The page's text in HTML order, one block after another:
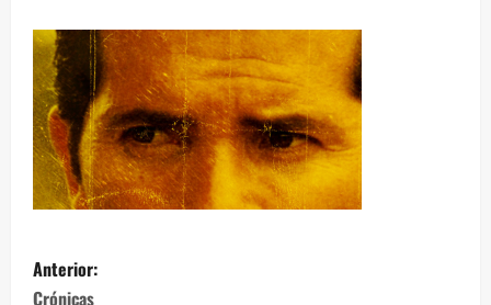
Anterior:
Crónicas